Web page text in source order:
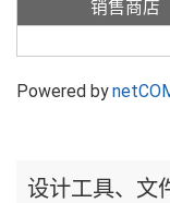
销售商店
Powered by
设计工具、文